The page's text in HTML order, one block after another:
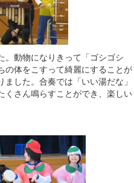
。動物になりきって「ゴシゴシ
の体をこすって綺麗にすることが
した。合奏では「いい湯だな」
くさん鳴らすことができ、楽しい